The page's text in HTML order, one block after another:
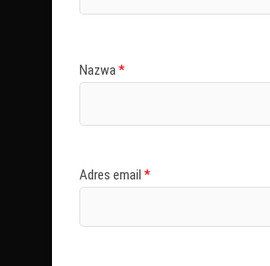
Nazwa*
Adres email *